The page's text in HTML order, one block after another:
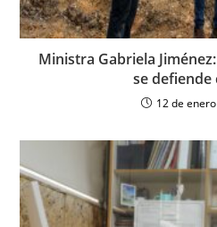
Ministra Gabriela
se defiende
12 de